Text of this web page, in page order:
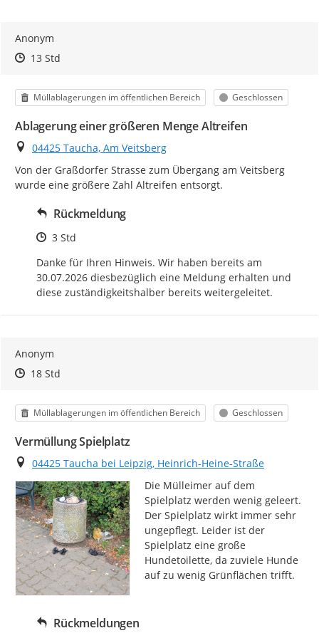
Anonym
Zeitpunkt des Erstellens
Zeitpunkt des Erstellens
13 StdZur Äußerung
Kategorie
Müllablagerungen im öffentlichen Bereich Status
Geschlossen
Ablagerung einer größeren Menge Altreifen
Ort
04425 Taucha, Am Veitsberg
Von der Graßdorfer Strasse zum Übergang am Veitsberg
wurde eine größere Zahl Altreifen entsorgt.
Rückmeldung
Zeitpunkt des Erstellens
3 Std
Danke für Ihren Hinweis. Wir haben bereits am
30.07.2026 diesbezüglich eine Meldung erhalten und
diese zuständigkeitshalber bereits weitergeleitet.
Anonym
Zeitpunkt des Erstellens
Zeitpunkt des Erstellens
18 StdZur Äußerung
Kategorie
Müllablagerungen im öffentlichen Bereich Status
Geschlossen
Vermüllung Spielplatz
Ort
04425 Taucha bei Leipzig, Heinrich-Heine-Straße
Die Mülleimer auf dem
Spielplatz werden wenig geleert.
Der Spielplatz wirkt immer sehr
ungepflegt. Leider ist der
Spielplatz eine große
Hundetoilette, da zuviele Hunde
auf zu wenig Grünflächen trifft.
Rückmeldungen